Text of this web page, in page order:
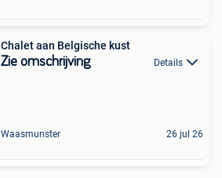
Chalet aan Belgische kust
Zie omschrijving Details
Waasmunster 26 jul 26